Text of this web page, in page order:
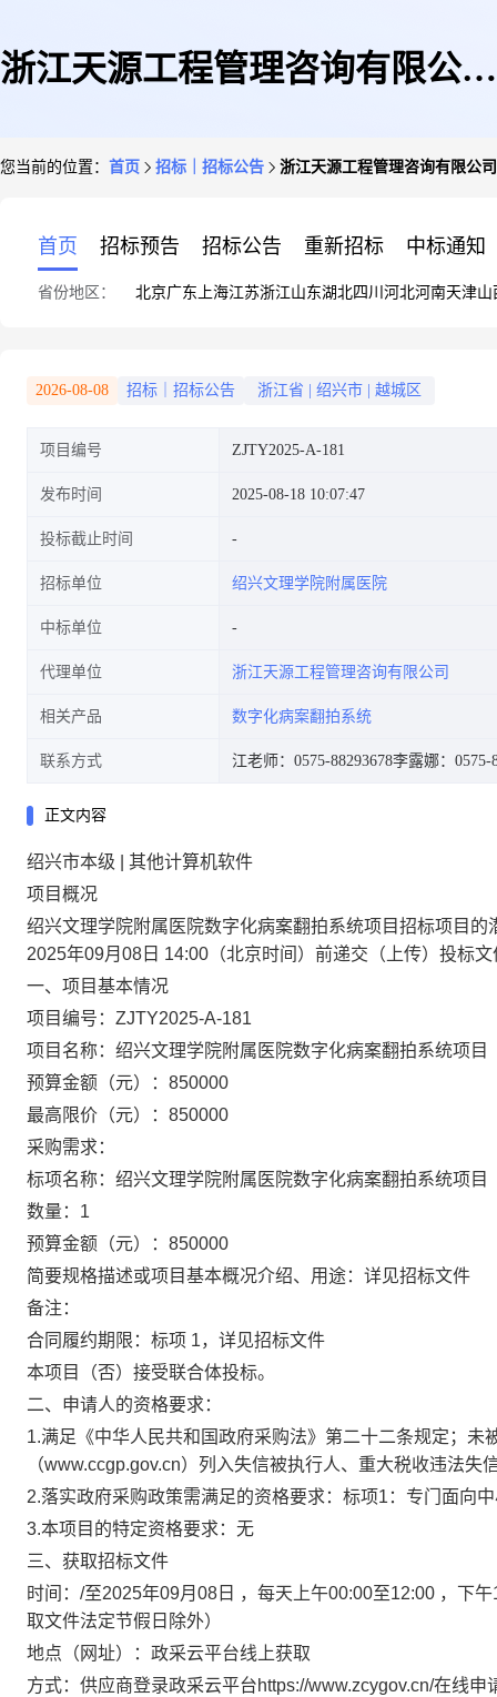
浙江天源工程管理咨询有限公司
公告
您当前的位置： 首页 招标｜招标公告 浙江天源工程管理咨询有限公
首页 招标预告 招标公告 重新招标 中标通知
省份地区： 北京广东 上海江苏浙江山东湖北四川 河北河南天津山
2026-08-08 招标｜招标公告 浙江省 绍兴市 越城区
项目编号 ZJTY2025-A-181
发布时间 2025-08-18 10:07:47
投标截止时间
招标单位 绍兴文理学院附属医院
中标单位
代理单位 浙江天源工程管理咨询有限公司
相关产品 数字化病案翻拍系统
联系方式 江老师：0575-88293678李露娜：0575-
正文内容
绍兴市本级 | 其他计算机软件
项目概况
绍兴文理学院附属医院数字化病案翻拍系统项目招标项目的
2025年09月08日 14:00 （北京时间）前递交（上传）投标
一、项目基本情况
项目编号： ZJTY2025-A-181
项目名称： 绍兴文理学院附属医院数字化病案翻拍系统项目
预算金额（元）： 850000
最高限价（元）： 850000
采购需求：
标项名称： 绍兴文理学院附属医院数字化病案翻拍系统项目
数量： 1
预算金额（元）： 850000
简要规格描述或项目基本概况介绍、用途： 详见招标文件
备注：
合同履约期限： 标项 1，详见招标文件
本项目（否）接受联合体投标。
二、申请人的资格要求：
1.满足《中华人民共和国政府采购法》第二十二条规定；未
（www.ccgp.gov.cn）列入失信被执行人、重大税收违法
2.落实政府采购政策需满足的资格要求： 标项1：专门面向
3.本项目的特定资格要求： 无
三、获取招标文件
时间： /至2025年09月08日 ，每天上午00:00至12:00 ，下午
取文件法定节假日除外）
地点（网址）： 政采云平台线上获取
方式： 供应商登录政采云平台https://www.zcygov.cn/在线